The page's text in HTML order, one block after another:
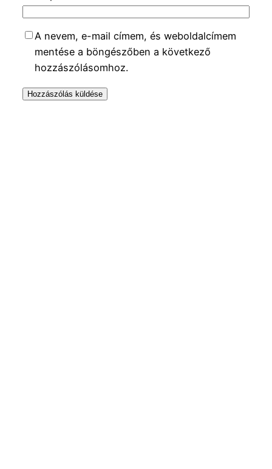
A nevem, e-mail címem, és weboldalcímem
mentése a böngészőben a következő
hozzászólásomhoz.